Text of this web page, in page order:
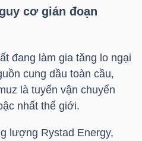
cơ gián đoạn
đang làm gia tăng lo ngại
cung dầu toàn cầu,
là tuyến vận chuyển
nhất thế giới.
lượng Rystad Energy,